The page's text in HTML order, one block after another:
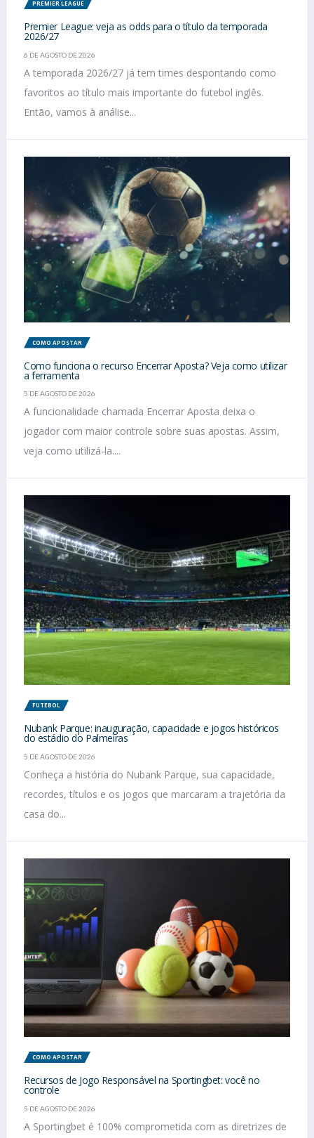
PREMIER LEAGUE
Premier League: veja as odds para o título da temporada
2026/27
6 DE AGOSTO DE 2026
A temporada 2026/27 já tem times despontando como
favoritos ao título mais importante do futebol inglês.
Então, vamos à análise...
COMO APOSTAR
Como funciona o recurso Encerrar Aposta? Veja como utilizar
a ferramenta
5 DE AGOSTO DE 2026
A funcionalidade chamada Encerrar Aposta deixa o
jogador com maior controle sobre suas apostas. Assim,
veja como utilizá-la....
FUTEBOL
Nubank Parque: inauguração, capacidade e jogos históricos
do estádio do Palmeiras
5 DE AGOSTO DE 2026
Conheça a história do Nubank Parque, sua capacidade,
recordes, títulos e os jogos que marcaram a trajetória da
casa do...
COMO APOSTAR
Recursos de Jogo Responsável na Sportingbet: você no
controle
5 DE AGOSTO DE 2026
A Sportingbet é 100% comprometida com as diretrizes de